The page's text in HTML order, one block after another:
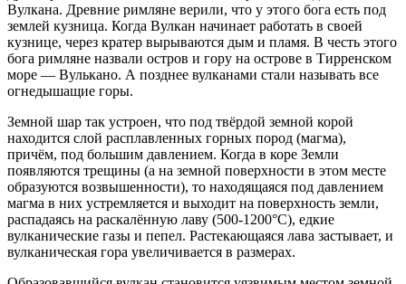
Вулкана. Древние римляне верили, что у этого бога есть под
землей кузница. Когда Вулкан начинает работать в своей
кузнице, через кратер вырываются дым и пламя. В честь этого
бога римляне назвали остров и гору на острове в Тирренском
море — Вулькано. А позднее вулканами стали называть все
огнедышащие горы.
Земной шар так устроен, что под твёрдой земной корой
находится слой расплавленных горных пород (магма),
причём, под большим давлением. Когда в коре Земли
появляются трещины (а на земной поверхности в этом месте
образуются возвышенности), то находящаяся под давлением
магма в них устремляется и выходит на поверхность земли,
распадаясь на раскалённую лаву (500-1200°С), едкие
вулканические газы и пепел. Растекающаяся лава застывает, и
вулканическая гора увеличивается в размерах.